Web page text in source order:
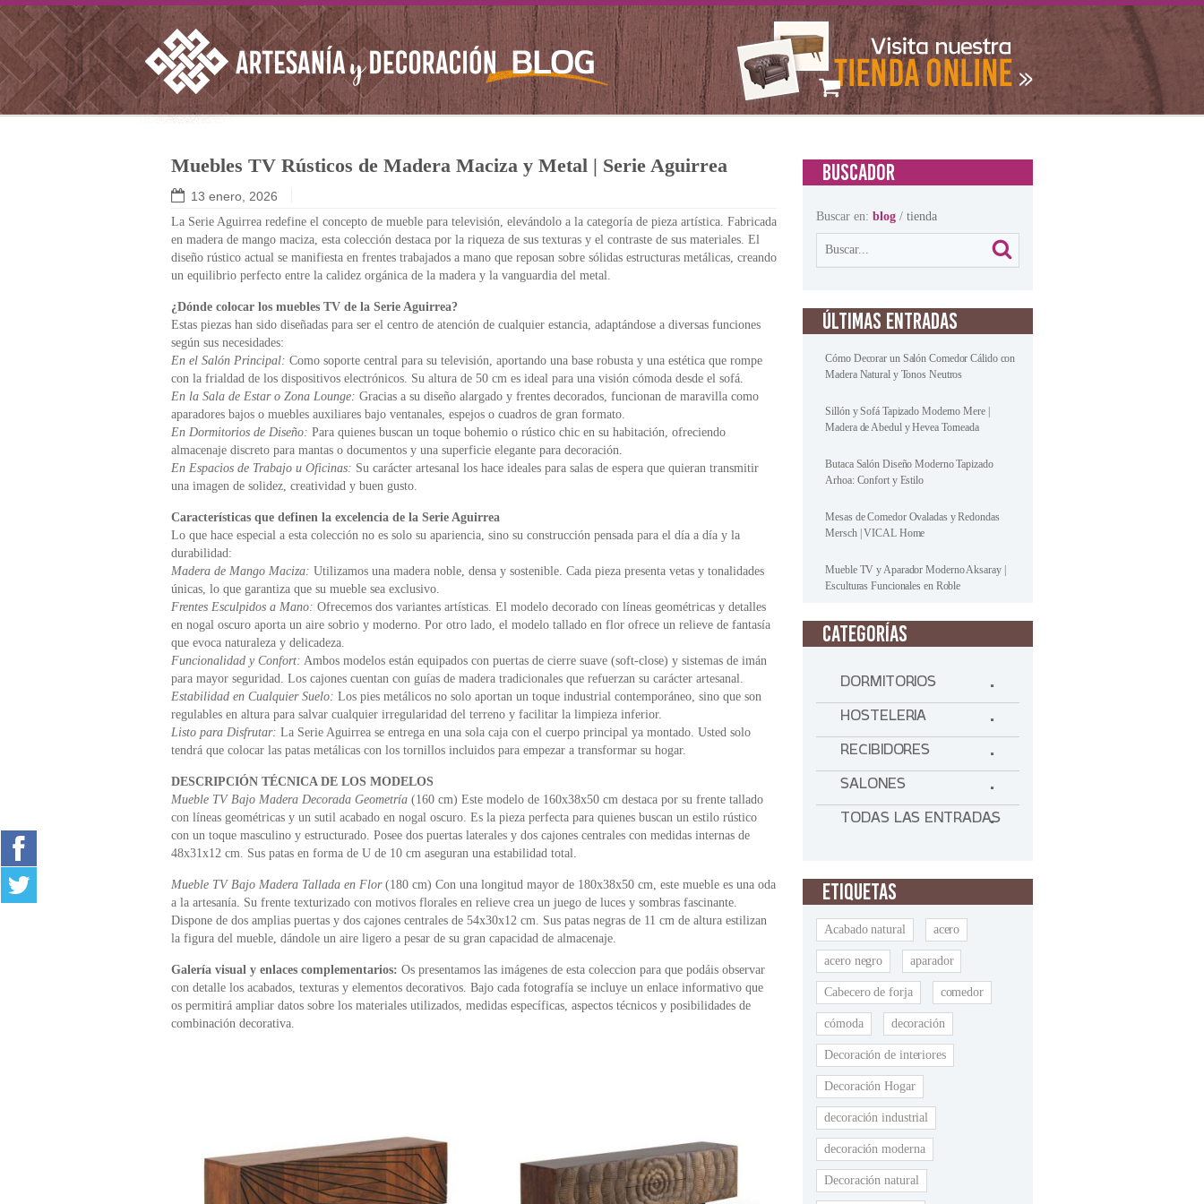
Muebles TV Rústicos de Madera Maciza y Metal | Serie Aguirrea
13 enero, 2026
La Serie Aguirrea redefine el concepto de mueble para televisión, elevándolo a la categoría de pieza artística. Fabricada
en madera de mango maciza, esta colección destaca por la riqueza de sus texturas y el contraste de sus materiales. El
diseño rústico actual se manifiesta en frentes trabajados a mano que reposan sobre sólidas estructuras metálicas, creando
un equilibrio perfecto entre la calidez orgánica de la madera y la vanguardia del metal.
¿Dónde colocar los muebles TV de la Serie Aguirrea?
Estas piezas han sido diseñadas para ser el centro de atención de cualquier estancia, adaptándose a diversas funciones
según sus necesidades:
En el Salón Principal: Como soporte central para su televisión, aportando una base robusta y una estética que rompe
con la frialdad de los dispositivos electrónicos. Su altura de 50 cm es ideal para una visión cómoda desde el sofá.
En la Sala de Estar o Zona Lounge: Gracias a su diseño alargado y frentes decorados, funcionan de maravilla como
aparadores bajos o muebles auxiliares bajo ventanales, espejos o cuadros de gran formato.
En Dormitorios de Diseño: Para quienes buscan un toque bohemio o rústico chic en su habitación, ofreciendo
almacenaje discreto para mantas o documentos y una superficie elegante para decoración.
En Espacios de Trabajo u Oficinas: Su carácter artesanal los hace ideales para salas de espera que quieran transmitir
una imagen de solidez, creatividad y buen gusto.
Características que definen la excelencia de la Serie Aguirrea
Lo que hace especial a esta colección no es solo su apariencia, sino su construcción pensada para el día a día y la
durabilidad:
Madera de Mango Maciza: Utilizamos una madera noble, densa y sostenible. Cada pieza presenta vetas y tonalidades
únicas, lo que garantiza que su mueble sea exclusivo.
Frentes Esculpidos a Mano: Ofrecemos dos variantes artísticas. El modelo decorado con líneas geométricas y detalles
en nogal oscuro aporta un aire sobrio y moderno. Por otro lado, el modelo tallado en flor ofrece un relieve de fantasía
que evoca naturaleza y delicadeza.
Funcionalidad y Confort: Ambos modelos están equipados con puertas de cierre suave (soft-close) y sistemas de imán
para mayor seguridad. Los cajones cuentan con guías de madera tradicionales que refuerzan su carácter artesanal.
Estabilidad en Cualquier Suelo: Los pies metálicos no solo aportan un toque industrial contemporáneo, sino que son
regulables en altura para salvar cualquier irregularidad del terreno y facilitar la limpieza inferior.
Listo para Disfrutar: La Serie Aguirrea se entrega en una sola caja con el cuerpo principal ya montado. Usted solo
tendrá que colocar las patas metálicas con los tornillos incluidos para empezar a transformar su hogar.
DESCRIPCIÓN TÉCNICA DE LOS MODELOS
Mueble TV Bajo Madera Decorada Geometría (160 cm) Este modelo de 160x38x50 cm destaca por su frente tallado
con líneas geométricas y un sutil acabado en nogal oscuro. Es la pieza perfecta para quienes buscan un estilo rústico
con un toque masculino y estructurado. Posee dos puertas laterales y dos cajones centrales con medidas internas de
48x31x12 cm. Sus patas en forma de U de 10 cm aseguran una estabilidad total.
Mueble TV Bajo Madera Tallada en Flor (180 cm) Con una longitud mayor de 180x38x50 cm, este mueble es una oda
a la artesanía. Su frente texturizado con motivos florales en relieve crea un juego de luces y sombras fascinante.
Dispone de dos amplias puertas y dos cajones centrales de 54x30x12 cm. Sus patas negras de 11 cm de altura estilizan
la figura del mueble, dándole un aire ligero a pesar de su gran capacidad de almacenaje.
Galería visual y enlaces complementarios: Os presentamos las imágenes de esta coleccion para que podáis observar
con detalle los acabados, texturas y elementos decorativos. Bajo cada fotografía se incluye un enlace informativo que
os permitirá ampliar datos sobre los materiales utilizados, medidas específicas, aspectos técnicos y posibilidades de
combinación decorativa.
BUSCADOR
Buscar en:blog /tienda
ÚLTIMAS ENTRADAS
Cómo Decorar un Salón Comedor Cálido con
Madera Natural y Tonos Neutros
Sillón y Sofá Tapizado Moderno Mere |
Madera de Abedul y Hevea Torneada
Butaca Salón Diseño Moderno Tapizado
Arhoa: Confort y Estilo
Mesas de Comedor Ovaladas y Redondas
Mersch | VICAL Home
Mueble TV y Aparador Moderno Aksaray |
Esculturas Funcionales en Roble
CATEGORÍAS
DORMITORIOS
HOSTELERIA
RECIBIDORES
SALONES
TODAS LAS ENTRADAS
ETIQUETAS
Acabado natural acero
acero negro aparador
Cabecero de forja comedor
cómoda decoración
Decoración de interiores
Decoración Hogar
decoración industrial
decoración moderna
Decoración natural